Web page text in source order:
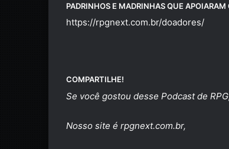
PADRINHOS E MADRINHAS QUE
https://rpgnext.com.br/doadores/
COMPARTILHE!
Se você gostou desse Podcast de
Nosso site é rpgnext.com.br,